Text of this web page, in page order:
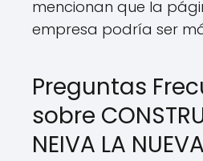
mencionan que la
empresa podría ser
Preguntas
sobre
NEIVA LA